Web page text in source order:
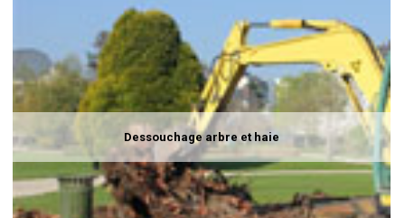
Dessouchage arbre et haie